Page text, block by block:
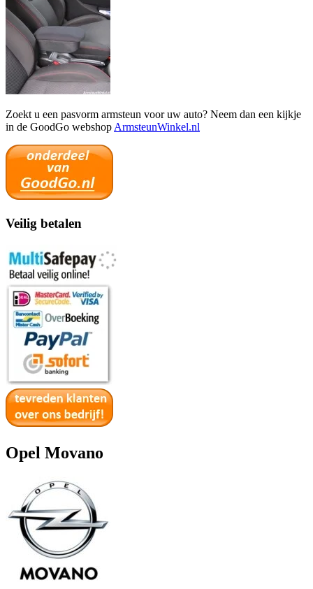
Zoekt u een pasvorm armsteun voor uw auto? Neem dan een kijkje
in de GoodGo webshop ArmsteunWinkel.nl
Veilig betalen
Opel Movano